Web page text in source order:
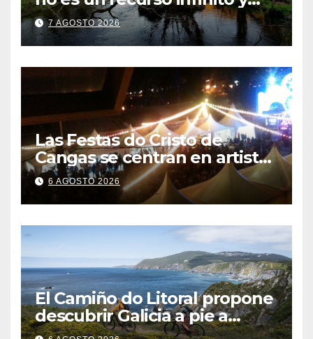
apela a convertir el ahorro en
un hábito diario
7 AGOSTO 2026
Las Festas do Cristo de
Cangas se centran en artistas
gallegos
6 AGOSTO 2026
El Camiño do Litoral propone
descubrir Galicia a pie a
través de más de 1.300